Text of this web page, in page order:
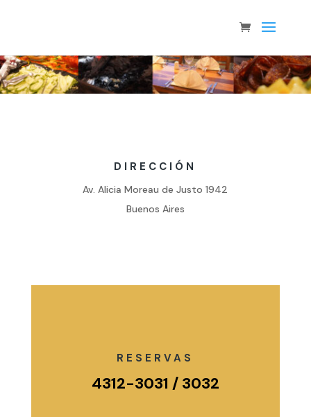
DIRECCIÓN
Av. Alicia Moreau de Justo 1942
Buenos Aires
RESERVAS
4312-3031 / 3032